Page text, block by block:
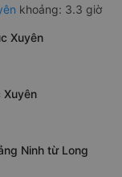
khoảng: 3.3 giờ
Xuyên
Xuyên
Ninh từ Long